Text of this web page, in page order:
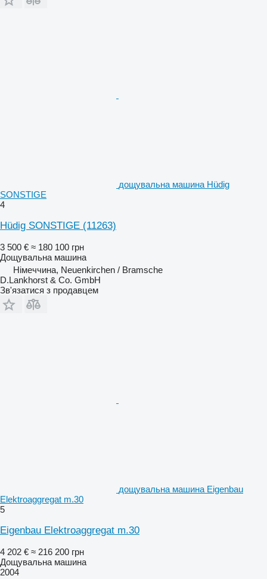
дощувальна машина Hüdig
SONSTIGE
4
Hüdig SONSTIGE (11263)
3 500 € ≈ 180 100 грн
Дощувальна машина
Німеччина, Neuenkirchen / Bramsche
D.Lankhorst & Co. GmbH
Зв'язатися з продавцем
дощувальна машина Eigenbau
Elektroaggregat m.30
5
Eigenbau Elektroaggregat m.30
4 202 € ≈ 216 200 грн
Дощувальна машина
2004